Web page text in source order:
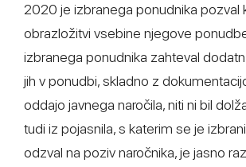
2020 je izbranega ponudnika pozval
obrazložitvi vsebine njegove
izbranega ponudnika zahteval
jih v ponudbi, skladno z
oddajo javnega naročila, niti ni bil
tudi iz pojasnila, s katerim se je
odzval na poziv naročnika, je jasno